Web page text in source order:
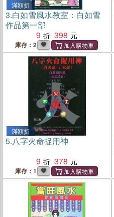
滿額折
3.白如雪風水教室：白如雪
作品第一部
9
398
庫存：2
滿額折
5.八字火命捉用神
9
378
庫存：1